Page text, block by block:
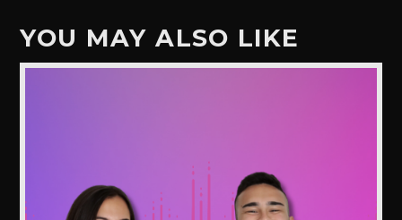
YOU MAY ALSO LIKE